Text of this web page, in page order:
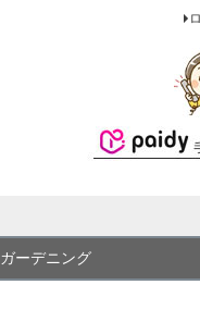
ガーデニング